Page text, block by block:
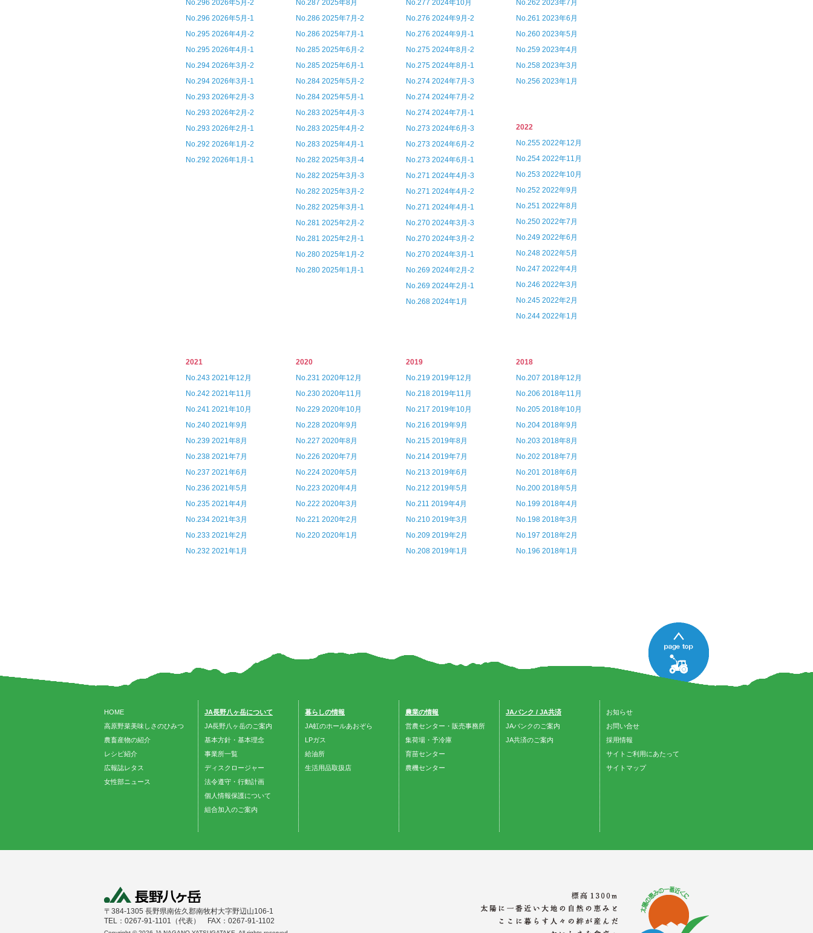
No.296 2026年5月-2
No.296 2026年5月-1
No.295 2026年4月-2
No.295 2026年4月-1
No.294 2026年3月-2
No.294 2026年3月-1
No.293 2026年2月-3
No.293 2026年2月-2
No.293 2026年2月-1
No.292 2026年1月-2
No.292 2026年1月-1
No.287 2025年8月
No.286 2025年7月-2
No.286 2025年7月-1
No.285 2025年6月-2
No.285 2025年6月-1
No.284 2025年5月-2
No.284 2025年5月-1
No.283 2025年4月-3
No.283 2025年4月-2
No.283 2025年4月-1
No.282 2025年3月-4
No.282 2025年3月-3
No.282 2025年3月-2
No.282 2025年3月-1
No.281 2025年2月-2
No.281 2025年2月-1
No.280 2025年1月-2
No.280 2025年1月-1
No.277 2024年10月
No.276 2024年9月-2
No.276 2024年9月-1
No.275 2024年8月-2
No.275 2024年8月-1
No.274 2024年7月-3
No.274 2024年7月-2
No.274 2024年7月-1
No.273 2024年6月-3
No.273 2024年6月-2
No.273 2024年6月-1
No.271 2024年4月-3
No.271 2024年4月-2
No.271 2024年4月-1
No.270 2024年3月-3
No.270 2024年3月-2
No.270 2024年3月-1
No.269 2024年2月-2
No.269 2024年2月-1
No.268 2024年1月
No.262 2023年7月
No.261 2023年6月
No.260 2023年5月
No.259 2023年4月
No.258 2023年3月
No.256 2023年1月
2022
No.255 2022年12月
No.254 2022年11月
No.253 2022年10月
No.252 2022年9月
No.251 2022年8月
No.250 2022年7月
No.249 2022年6月
No.248 2022年5月
No.247 2022年4月
No.246 2022年3月
No.245 2022年2月
No.244 2022年1月
2021
No.243 2021年12月
No.242 2021年11月
No.241 2021年10月
No.240 2021年9月
No.239 2021年8月
No.238 2021年7月
No.237 2021年6月
No.236 2021年5月
No.235 2021年4月
No.234 2021年3月
No.233 2021年2月
No.232 2021年1月
2020
No.231 2020年12月
No.230 2020年11月
No.229 2020年10月
No.228 2020年9月
No.227 2020年8月
No.226 2020年7月
No.224 2020年5月
No.223 2020年4月
No.222 2020年3月
No.221 2020年2月
No.220 2020年1月
2019
No.219 2019年12月
No.218 2019年11月
No.217 2019年10月
No.216 2019年9月
No.215 2019年8月
No.214 2019年7月
No.213 2019年6月
No.212 2019年5月
No.211 2019年4月
No.210 2019年3月
No.209 2019年2月
No.208 2019年1月
2018
No.207 2018年12月
No.206 2018年11月
No.205 2018年10月
No.204 2018年9月
No.203 2018年8月
No.202 2018年7月
No.201 2018年6月
No.200 2018年5月
No.199 2018年4月
No.198 2018年3月
No.197 2018年2月
No.196 2018年1月
HOME
高原野菜美味しさのひみつ
農畜産物の紹介
レシピ紹介
広報誌レタス
女性部ニュース
JA長野八ヶ岳について
JA長野八ヶ岳のご案内
基本方針・基本理念
事業所一覧
ディスクロージャー
法令遵守・行動計画
個人情報保護について
組合加入のご案内
暮らしの情報
JA虹のホールあおぞら
LPガス
給油所
生活用品取扱店
農業の情報
営農センター・販売事務所
集荷場・予冷庫
育苗センター
農機センター
JAバンク / JA共済
JAバンクのご案内
JA共済のご案内
お知らせ
お問い合せ
採用情報
サイトご利用にあたって
サイトマップ
〒384-1305 長野県南佐久郡南牧村大字野辺山106-1
TEL：0267-91-1101（代表） FAX：0267-91-1102